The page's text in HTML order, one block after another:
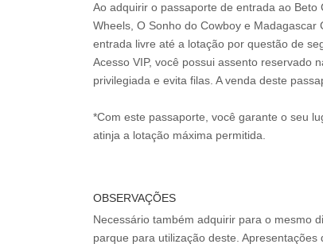
Ao adquirir o passaporte de entrada ao
Wheels, O Sonho do Cowboy e Madagascar
entrada livre até a lotação por questão de
Acesso VIP, você possui assento reservado
privilegiada e evita filas. A venda deste
*Com este passaporte, você garante o seu
atinja a lotação máxima permitida.
OBSERVAÇÕES
Necessário também adquirir para o mesmo
parque para utilização deste. Apresentações